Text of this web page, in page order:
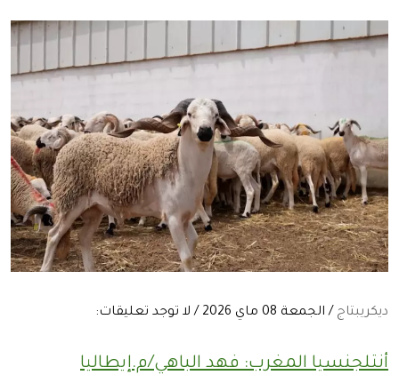
ديكريبتاج / الجمعة 08 ماي 2026 / لا توجد تعليقات:
أنتلجنسيا المغرب: فهد الباهي/م.إيطاليا